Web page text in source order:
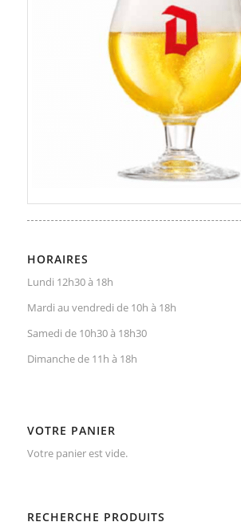
HORAIRES
Lundi 12h30 à 18h
Mardi au vendredi de 10h à 18h
Samedi de 10h30 à 18h30
Dimanche de 11h à 18h
VOTRE PANIER
Votre panier est vide.
RECHERCHE PRODUITS